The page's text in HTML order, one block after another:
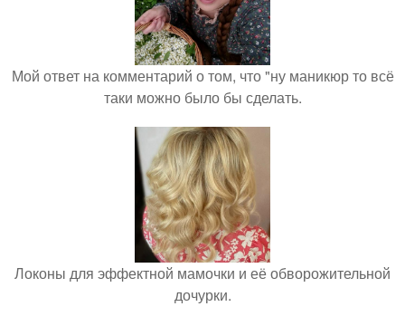
Мой ответ на комментарий о том, что "ну маникюр то всё
таки можно было бы сделать.
Локоны для эффектной мамочки и её обворожительной
дочурки.